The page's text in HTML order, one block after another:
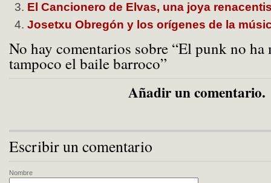
El Cancionero de Elvas, una joya
Josetxu Obregón y los orígenes de la
No hay comentarios sobre “El punk no ha
tampoco el baile barroco”
Añadir un comentario.
Escribir un comentario
Nombre